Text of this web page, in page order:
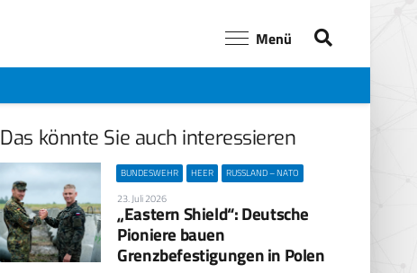
Menü
Das könnte Sie auch interessieren
BUNDESWEHR HEER RUSSLAND – NATO
23. Juli 2026
„Eastern Shield“: Deutsche
Pioniere bauen
Grenzbefestigungen in Polen